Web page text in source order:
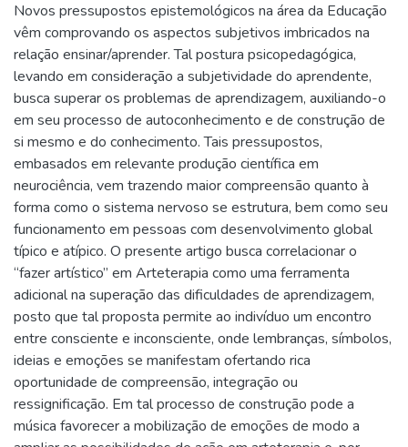
Novos pressupostos epistemológicos na área da Educação
vêm comprovando os aspectos subjetivos imbricados na
relação ensinar/aprender. Tal postura psicopedagógica,
levando em consideração a subjetividade do aprendente,
busca superar os problemas de aprendizagem, auxiliando-o
em seu processo de autoconhecimento e de construção de
si mesmo e do conhecimento. Tais pressupostos,
embasados em relevante produção científica em
neurociência, vem trazendo maior compreensão quanto à
forma como o sistema nervoso se estrutura, bem como seu
funcionamento em pessoas com desenvolvimento global
típico e atípico. O presente artigo busca correlacionar o
“fazer artístico” em Arteterapia como uma ferramenta
adicional na superação das dificuldades de aprendizagem,
posto que tal proposta permite ao indivíduo um encontro
entre consciente e inconsciente, onde lembranças, símbolos,
ideias e emoções se manifestam ofertando rica
oportunidade de compreensão, integração ou
ressignificação. Em tal processo de construção pode a
música favorecer a mobilização de emoções de modo a